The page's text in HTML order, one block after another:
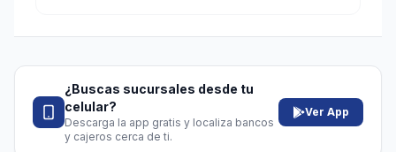
¿Buscas sucursales desde tu
celular?
Descarga la app gratis y localiza bancos
y cajeros cerca de ti.
Ver App